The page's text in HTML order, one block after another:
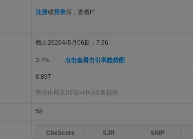
注册或登录后，查看IF
截止2026年5月06日：7.96
3.7% 点击查看自引率趋势图
8.897
数据由网友[传说echo]收集提供
58
CiteScore SJR SNIP